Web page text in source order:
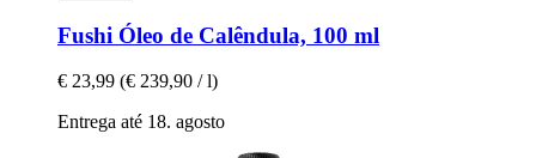
Fushi Óleo de Calêndula, 100 ml
€ 23,99 (€ 239,90 / l)
Entrega até 18. agosto